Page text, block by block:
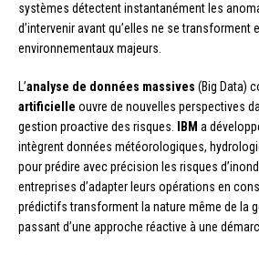
systèmes détectent instantanément les
d’intervenir avant qu’elles ne se transforment
environnementaux majeurs.
L’analyse de données massives (Big Data)
artificielle ouvre de nouvelles perspectives
gestion proactive des risques.
IBM a
intègrent données météorologiques,
pour prédire avec précision les risques
entreprises d’adapter leurs opérations en
prédictifs transforment la nature même de la
passant d’une approche réactive à une